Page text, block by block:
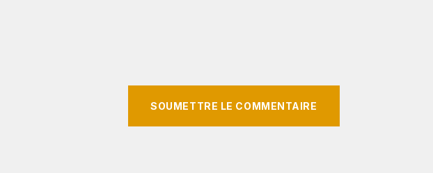
SOUMETTRE LE COMMENTAIRE